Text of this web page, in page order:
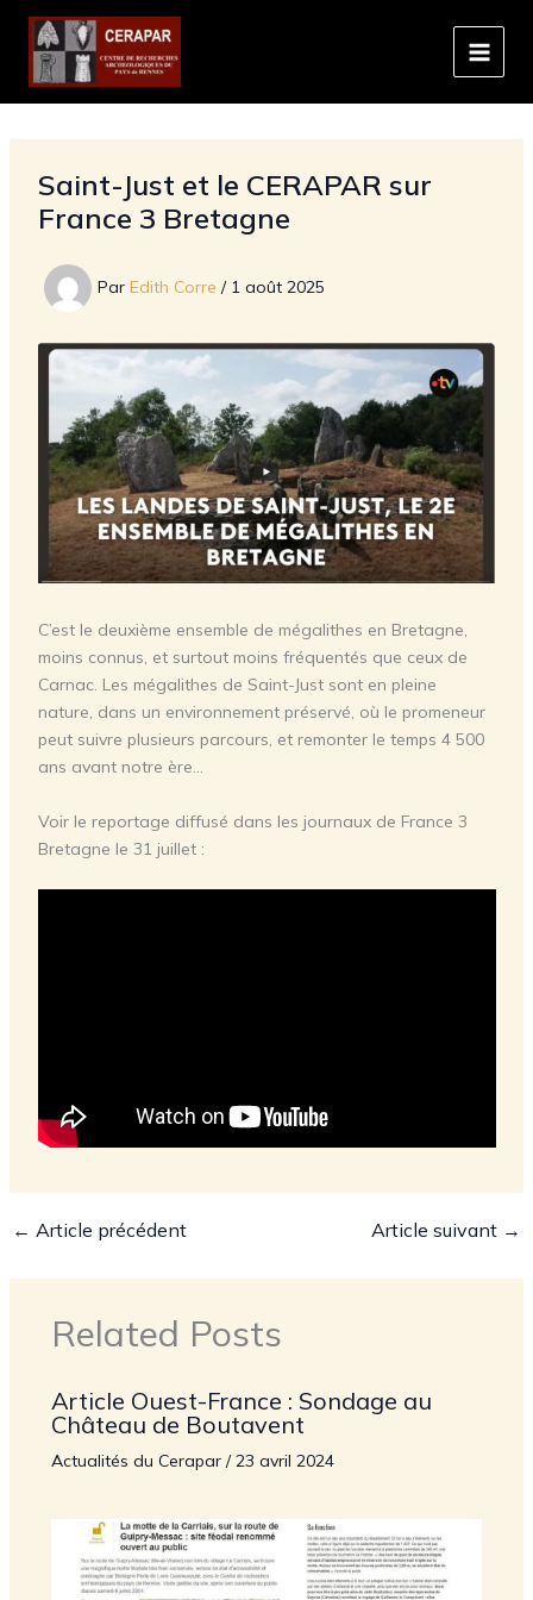
Aller
contenu
Saint-Just et le CERAPAR sur
France 3 Bretagne
Par Edith Corre / 1 août 2025
C’est le deuxième ensemble de mégalithes en Bretagne,
moins connus, et surtout moins fréquentés que ceux de
Carnac. Les mégalithes de Saint-Just sont en pleine
nature, dans un environnement préservé, où le promeneur
peut suivre plusieurs parcours, et remonter le temps 4 500
ans avant notre ère…
Voir le reportage diffusé dans les journaux de France 3
Bretagne le 31 juillet :
← Article précédent Article suivant →
Related Posts
Article Ouest-France : Sondage au
Château de Boutavent
Actualités du Cerapar/23 avril 2024